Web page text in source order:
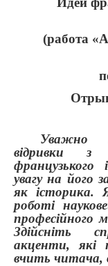
(работа
Уважно
відривки з
увагу на його
як історика.
роботі
професійного
Здійсніть
акценти, які
вчить читача,